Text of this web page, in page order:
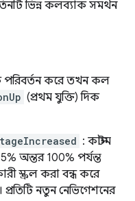
ভিন্ন কলব্যাক সমর্থন
পরিবর্তন করে তখন কল
(প্রথম যুক্তি) দিক
: কাস্টম
অন্তর 100% পর্যন্ত
স্ক্রল করা বন্ধ করে
নতুন নেভিগেশনের